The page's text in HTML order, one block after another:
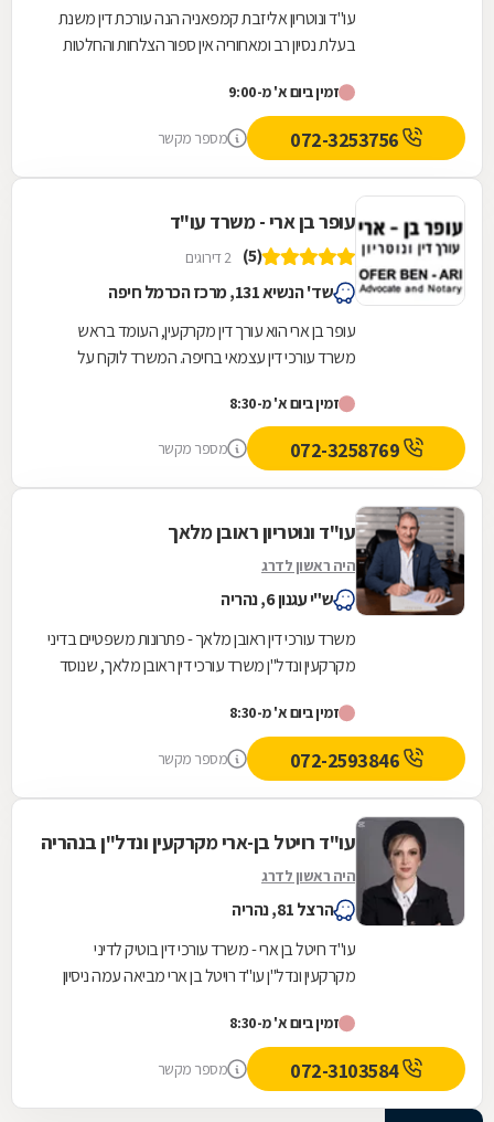
עו"ד ונוטריון אליזבת קמפאניה הנה עורכת דין משנת
בעלת נסיון רב ומאחוריה אין ספור הצלחות והחלטות
זמין ביום א' מ-9:00
מספר מקשר
עופר בן ארי - משרד עו"ד
(5) 2 דירוגים
שד' הנשיא 131, מרכז הכרמל חיפה
עופר בן ארי הוא עורך דין מקרקעין, העומד בראש
משרד עורכי דין עצמאי בחיפה. המשרד לוקח על
ובכלל זה...
זמין ביום א' מ-8:30
מספר מקשר
עו"ד ונוטריון ראובן מלאך
היה ראשון לדרג
ש"י עגנון 6, נהריה
משרד עורכי דין ראובן מלאך - פתרונות משפטיים בדיני
מקרקעין ונדל"ן משרד עורכי דין ראובן מלאך, שנוסד
זמין ביום א' מ-8:30
מספר מקשר
עו"ד רויטל בן-ארי מקרקעין ונדל"ן בנהריה
היה ראשון לדרג
הרצל 81, נהריה
עו"ד רויטל בן ארי - משרד עורכי דין בוטיק לדיני
מקרקעין ונדל"ן עו"ד רויטל בן ארי מביאה עמה ניסיון
זמין ביום א' מ-8:30
072-3103584 מספר מקשר